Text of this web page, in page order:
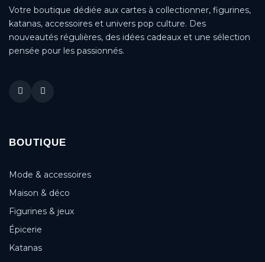
Votre boutique dédiée aux cartes à collectionner, figurines,
katanas, accessoires et univers pop culture. Des
nouveautés régulières, des idées cadeaux et une sélection
pensée pour les passionnés.
BOUTIQUE
Mode & accessoires
Maison & déco
Figurines & jeux
Épicerie
Katanas